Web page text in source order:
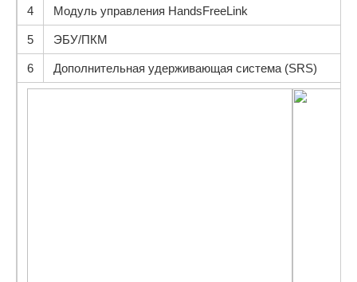
4 Модуль управления HandsFreeLink
5 ЭБУ/ПКМ
6 Дополнительная удерживающая система (SRS)